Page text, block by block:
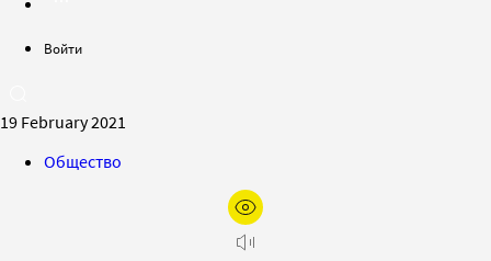
Войти
19 February 2021
Общество